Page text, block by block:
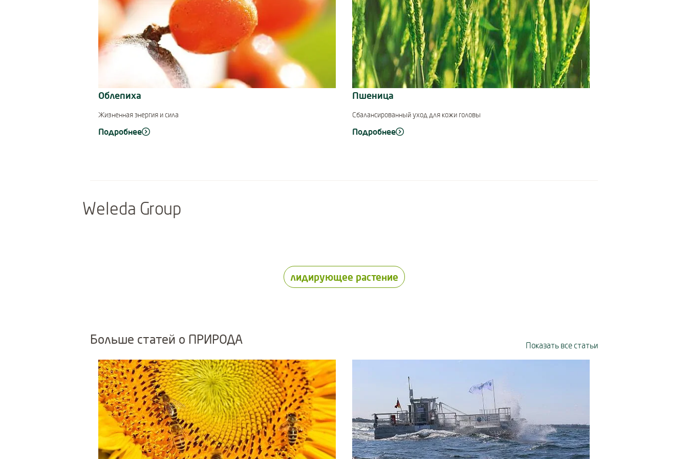
Облепиха
Жизненная энергия и сила
Подробнее
Пшеница
Сбалансированный уход для кожи головы
Подробнее
Weleda Group
лидирующее растение
Больше статей о ПРИРОДА Показать все статьи
Use Next and Previous buttons to navigate, or jump to a slide using the slide dots.